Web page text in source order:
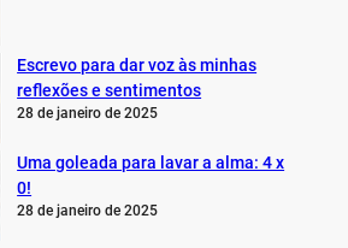
Escrevo para dar voz às minhas
reflexões e sentimentos
28 de janeiro de 2025
Uma goleada para lavar a alma: 4 x
0!
28 de janeiro de 2025